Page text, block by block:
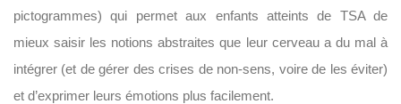
pictogrammes) qui permet aux enfants atteints de TSA de
mieux saisir les notions abstraites que leur cerveau a du mal à
intégrer (et de gérer des crises de non-sens, voire de les éviter)
et d’exprimer leurs émotions plus facilement.